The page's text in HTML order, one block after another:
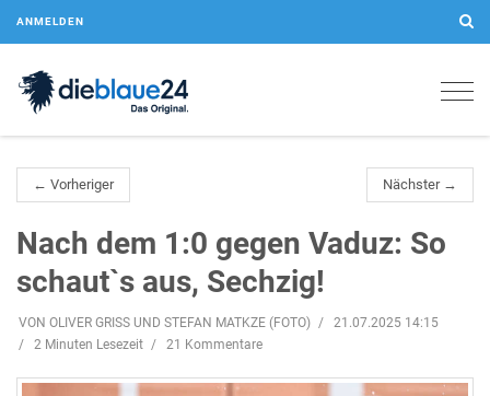
ANMELDEN
← Vorheriger Nächster →
Nach dem 1:0 gegen Vaduz: So
schaut`s aus, Sechzig!
VON OLIVER GRISS UND STEFAN MATKZE (FOTO)
21.07.2025 14:15
2 Minuten Lesezeit
21 Kommentare